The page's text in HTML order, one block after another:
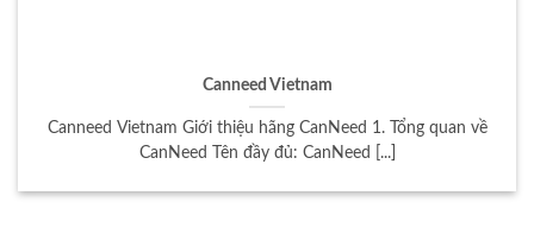
Canneed Vietnam
Canneed Vietnam Giới thiệu hãng CanNeed 1. Tổng quan về
CanNeed Tên đầy đủ: CanNeed [...]